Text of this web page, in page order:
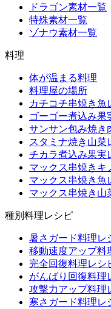
ドラゴン素材一覧
特殊素材一覧
ゾナウ素材一覧
料理
体が温まる料理
料理屋の場所
カチコチ串焼き魚
ゴーゴー煮込み果
サンサン包み焼き
スタミナ焼き山菜
チカラ煮込み果実
マックス串焼きキ
マックス串焼き魚
マックス串焼き山
種別料理レシピ
暑さガード料理レ
移動速度アップ料
完全回復料理レシ
がんばり回復料理
攻撃力アップ料理
寒さガード料理レ